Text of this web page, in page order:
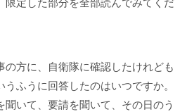
の方に、自衛隊に確認したけれども
ふうに回答したのはいつですか。
いて、要請を聞いて、その日のう